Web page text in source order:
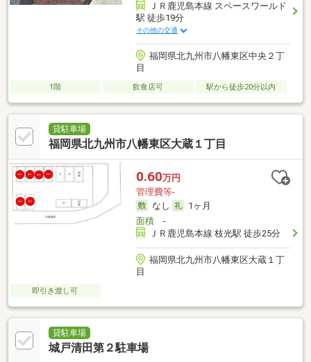
ＪＲ鹿児島本線 スペースワールド
駅 徒歩19分
その他の交通
福岡県北九州市八幡東区中央２丁
目
1階 飲食店可 駅から徒歩20分以内
貸駐車場
福岡県北九州市八幡東区大蔵１丁目
0.60万円
管理費等-
なし
1ヶ月
面積-
ＪＲ鹿児島本線 枝光駅 徒歩25分
福岡県北九州市八幡東区大蔵１丁
目
即引き渡し可
貸駐車場
城戸清田第２駐車場